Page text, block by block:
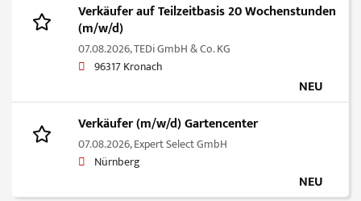
Verkäufer auf Teilzeitbasis 20 Wochenstunden
(m/w/d)
07.08.2026,TEDi GmbH & Co. KG
96317 Kronach
NEU
Verkäufer (m/w/d) Gartencenter
07.08.2026,Expert Select GmbH
Nürnberg
NEU